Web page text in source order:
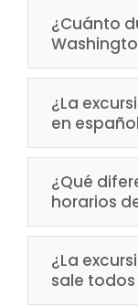
¿Cuánto
¿La
en
¿Qué
horarios
¿La
sale